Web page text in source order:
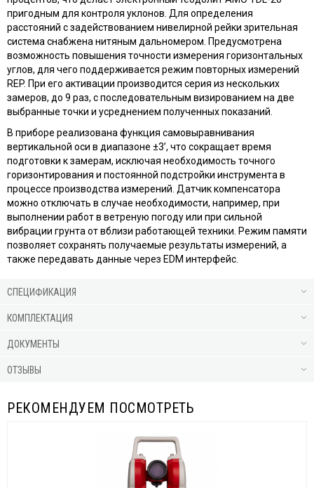
пригодным для контроля уклонов. Для определения
расстояний с задействованием нивелирной рейки зрительная
система снабжена нитяным дальномером. Предусмотрена
возможность повышения точности измерения горизонтальных
углов, для чего поддерживается режим повторных измерений
REP. При его активации производится серия из нескольких
замеров, до 9 раз, с последовательным визированием на две
выбранные точки и усреднением полученных показаний.
В приборе реализована функция самовыравнивания
вертикальной оси в диапазоне ±3’, что сокращает время
подготовки к замерам, исключая необходимость точного
горизонтирования и постоянной подстройки инструмента в
процессе производства измерений. Датчик компенсатора
можно отключать в случае необходимости, например, при
выполнении работ в ветреную погоду или при сильной
вибрации грунта от вблизи работающей техники. Режим памяти
позволяет сохранять получаемые результаты измерений, а
также передавать данные через EDM интерфейс.
СПЕЦИФИКАЦИЯ
КОМПЛЕКТАЦИЯ
ДОКУМЕНТЫ
ОТЗЫВЫ
РЕКОМЕНДУЕМ ПОСМОТРЕТЬ